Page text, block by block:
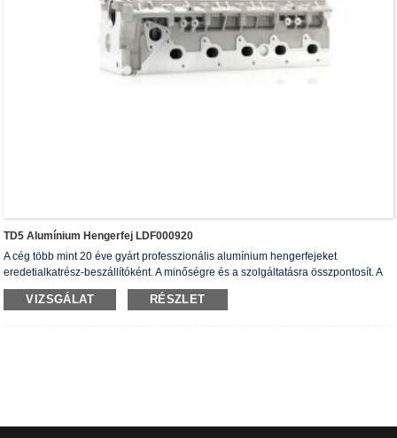
TD5 Alumínium Hengerfej LDF000920
A cég több mint 20 éve gyárt professzionális alumínium hengerfejeket
eredetialkatrész-beszállítóként. A minőségre és a szolgáltatásra összpontosít. A
hengerfejek rendelkeznek ISO16949 hitelesítési tanúsítvánnyal, „a nagy tömítésű
hengerfej”, „a hengerfej hosszú élettartama” és további 5 használati mintaoltalmi
VIZSGÁLAT RÉSZLET